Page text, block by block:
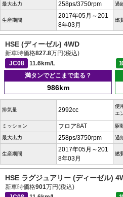
最大出力 258ps/3750rpm 過
生産期間
2017年05月～201
8年03月
燃
HSE (ディーゼル) 4WD
新車時価格827.8万円(税込)
JC08
11.6km/L
満タンでどこまで走る？
986km
排気量 2992cc
使
エ
ミッション フロア8AT 駆
最大出力 258ps/3750rpm 過
生産期間
2017年05月～201
8年03月
燃
HSE ラグジュアリー (ディーゼル)
新車時価格901万円(税込)